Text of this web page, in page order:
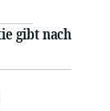
gibt nach